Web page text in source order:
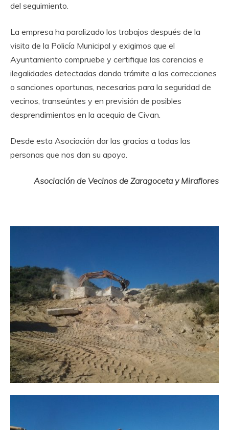
del seguimiento.
La empresa ha paralizado los trabajos después de la
visita de la Policía Municipal y exigimos que el
Ayuntamiento compruebe y certifique las carencias e
ilegalidades detectadas dando trámite a las correcciones
o sanciones oportunas, necesarias para la seguridad de
vecinos, transeúntes y en previsión de posibles
desprendimientos en la acequia de Civan.
Desde esta Asociación dar las gracias a todas las
personas que nos dan su apoyo.
Asociación de Vecinos de Zaragoceta y Miraflores